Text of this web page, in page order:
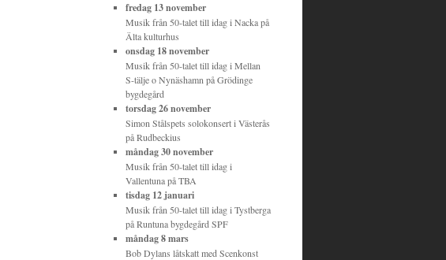
fredag 13 november
Musik från 50-talet till idag i Nacka på
Älta kulturhus
onsdag 18 november
Musik från 50-talet till idag i Mellan
S-tälje o Nynäshamn på Grödinge
bygdegård
torsdag 26 november
Simon Stålspets solokonsert i Västerås
på Rudbeckius
måndag 30 november
Musik från 50-talet till idag i
Vallentuna på TBA
tisdag 12 januari
Musik från 50-talet till idag i Tystberga
på Runtuna bygdegård SPF
måndag 8 mars
Bob Dylans låtskatt med Scenkonst